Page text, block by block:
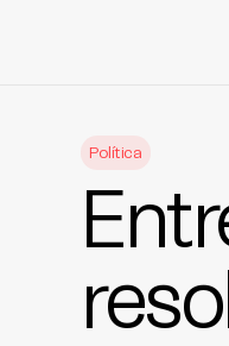
Política